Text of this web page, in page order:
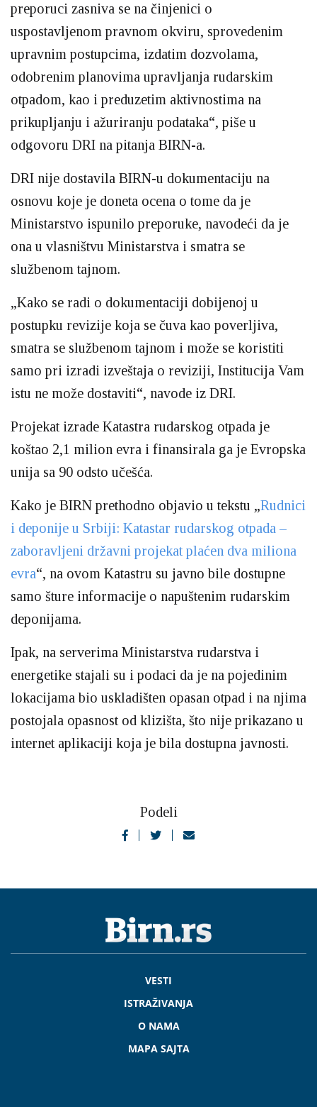
preporuci zasniva se na činjenici o
uspostavljenom pravnom okviru, sprovedenim
upravnim postupcima, izdatim dozvolama,
odobrenim planovima upravljanja rudarskim
otpadom, kao i preduzetim aktivnostima na
prikupljanju i ažuriranju podataka“, piše u
odgovoru DRI na pitanja BIRN-a.
DRI nije dostavila BIRN-u dokumentaciju na
osnovu koje je doneta ocena o tome da je
Ministarstvo ispunilo preporuke, navodeći da je
ona u vlasništvu Ministarstva i smatra se
službenom tajnom.
„Kako se radi o dokumentaciji dobijenoj u
postupku revizije koja se čuva kao poverljiva,
smatra se službenom tajnom i može se koristiti
samo pri izradi izveštaja o reviziji, Institucija Vam
istu ne može dostaviti“, navode iz DRI.
Projekat izrade Katastra rudarskog otpada je
koštao 2,1 milion evra i finansirala ga je Evropska
unija sa 90 odsto učešća.
Kako je BIRN prethodno objavio u tekstu „Rudnici
i deponije u Srbiji: Katastar rudarskog otpada –
zaboravljeni državni projekat plaćen dva miliona
evra“, na ovom Katastru su javno bile dostupne
samo šture informacije o napuštenim rudarskim
deponijama.
Ipak, na serverima Ministarstva rudarstva i
energetike stajali su i podaci da je na pojedinim
lokacijama bio uskladišten opasan otpad i na njima
postojala opasnost od klizišta, što nije prikazano u
internet aplikaciji koja je bila dostupna javnosti.
Podeli
VESTI
ISTRAŽIVANJA
O NAMA
MAPA SAJTA